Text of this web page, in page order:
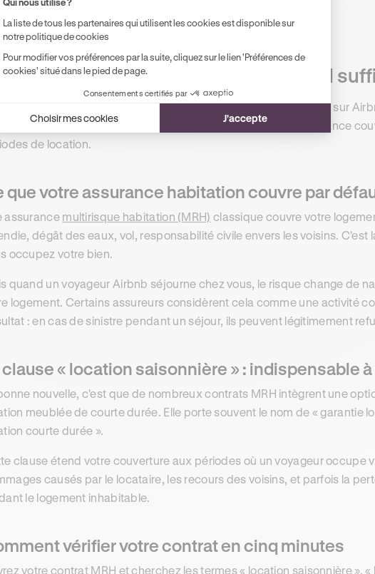
situation.
êtes propriétaire hôte : votre MRH
possédez un logement et que vous le louez ponctuellement sur
habitation. La vraie question est de savoir si cette assurance
de location.
que votre assurance habitation couvre par
assurance multirisque habitation (MRH) classique couvre votre
dégât des eaux, vol, responsabilité civile envers les voisins. C'est
occupez votre bien.
quand un voyageur Airbnb séjourne chez vous, le risque change de
logement. Certains assureurs considèrent cela comme une activité
: en cas de sinistre pendant un séjour, ils peuvent légitimement
clause « location saisonnière » : indispensable
nouvelle, c'est que de nombreux contrats MRH intègrent une
meublée de courte durée. Elle porte souvent le nom de « garantie
courte durée ».
clause étend votre couverture aux périodes où un voyageur occupe
causés par le locataire, les recours des voisins, et parfois la
le logement inhabitable.
vérifier votre contrat en cinq minutes
votre contrat MRH et cherchez les termes « location saisonnière »,
La liste de tous les partenaires qui utilisent les cookies est disponible sur
notre politique de cookies
Pour modifier vos préférences par la suite, cliquez sur le lien 'Préférences de
cookies' situé dans le pied de page.
Consentements certifiés par
Choisir mes cookies J'accepte